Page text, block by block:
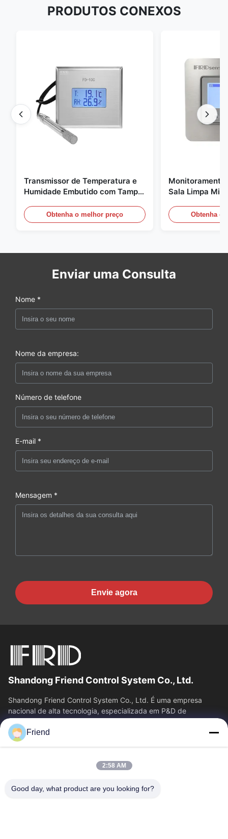
PRODUTOS CONEXOS
Transmissor de Temperatura e
Humidade Embutido com Tampa
Aço Inoxidável 316L
Obtenha o melhor preço
Monitoramento
Sala Limpa
médica / de
Obtenha o
Enviar uma Consulta
Nome *
Nome da empresa:
Número de telefone
E-mail *
Mensagem *
Envie agora
Shandong Friend Control System Co., Ltd.
Shandong Friend Control System Co., Ltd. É uma empresa
nacional de alta tecnologia, especializada em P&D de
instrumentação, fabricação e...
Relações Rápidas
Quem Somos
Fábrica
Controle De Qualidade
Friend
2:58 AM
Good day, what product are you looking for?